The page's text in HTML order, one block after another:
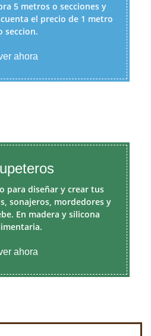
5 metros o secciones y
el precio de 1 metro
seccion.
ahora
para diseñar y crear tus
sonajeros, mordedores y
En madera y silicona
ahora